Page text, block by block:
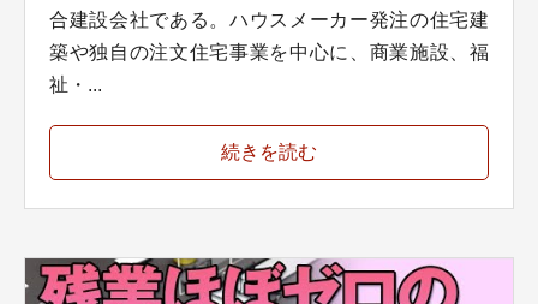
合建設会社である。ハウスメーカー発注の住宅建
築や独自の注文住宅事業を中心に、商業施設、福
祉・...
続きを読む